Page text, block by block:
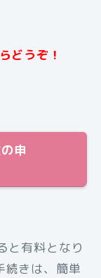
どうぞ！
申
と有料となり
続きは、簡単